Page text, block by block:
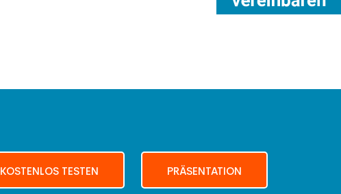
KOSTENLOS TESTEN PRÄSENTATION